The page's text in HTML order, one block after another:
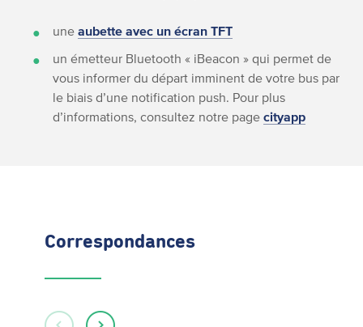
une aubette avec un écran TFT
un émetteur Bluetooth « iBeacon » qui permet de
vous informer du départ imminent de votre bus par
le biais d’une notification push. Pour plus
d’informations, consultez notre page cityapp
Correspondances